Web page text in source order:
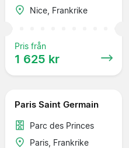
Nice, Frankrike
Pris från
1 625 kr
Paris Saint Germain
Parc des Princes
Paris, Frankrike